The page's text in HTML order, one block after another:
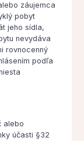
záujemca
pobyt
jeho sídla,
nevydáva
rovnocenný
podľa
alebo
účasti §32